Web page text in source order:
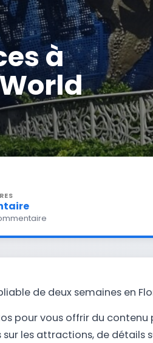
à
de deux semaines en
pour vous offrir du
les attractions, de détails